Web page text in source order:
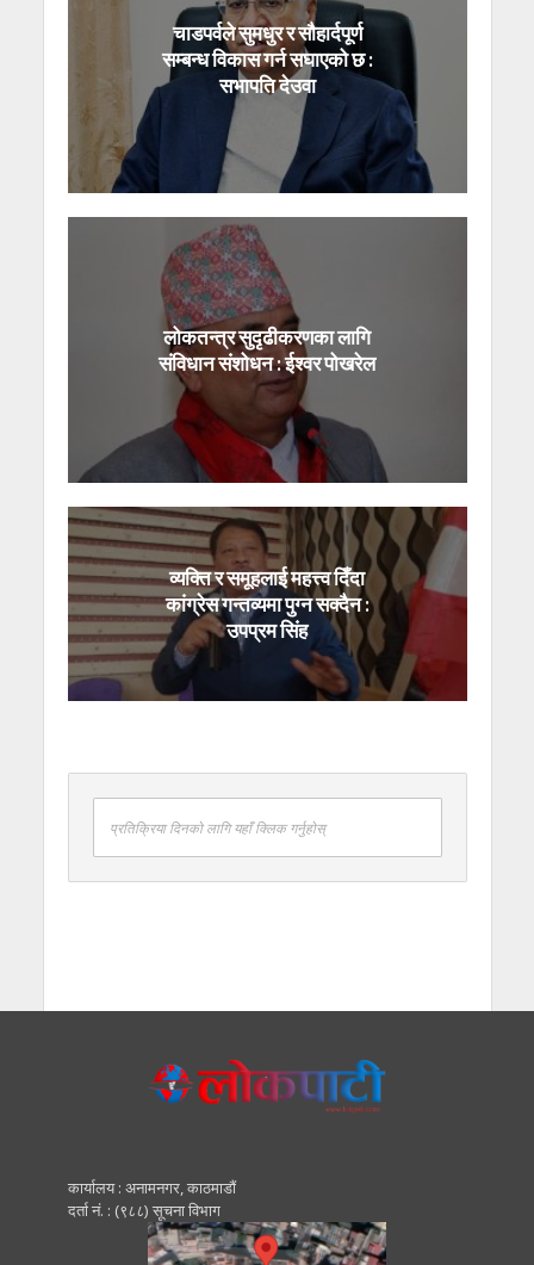
चाडपर्वले सुमधुर र सौहार्दपूर्ण
सम्बन्ध विकास गर्न सघाएको छ :
सभापति देउवा
लोकतन्त्र सुदृढीकरणका लागि
संविधान संशोधन : ईश्वर पोखरेल
व्यक्ति र समूहलाई महत्त्व दिँदा
कांग्रेस गन्तव्यमा पुग्न सक्दैन :
उपप्रम सिंह
प्रतिक्रिया दिनको लागि यहाँ क्लिक गर्नुहोस्
कार्यालय : अनामनगर, काठमाडाैं
दर्ता नं. : (९८८) सूचना विभाग